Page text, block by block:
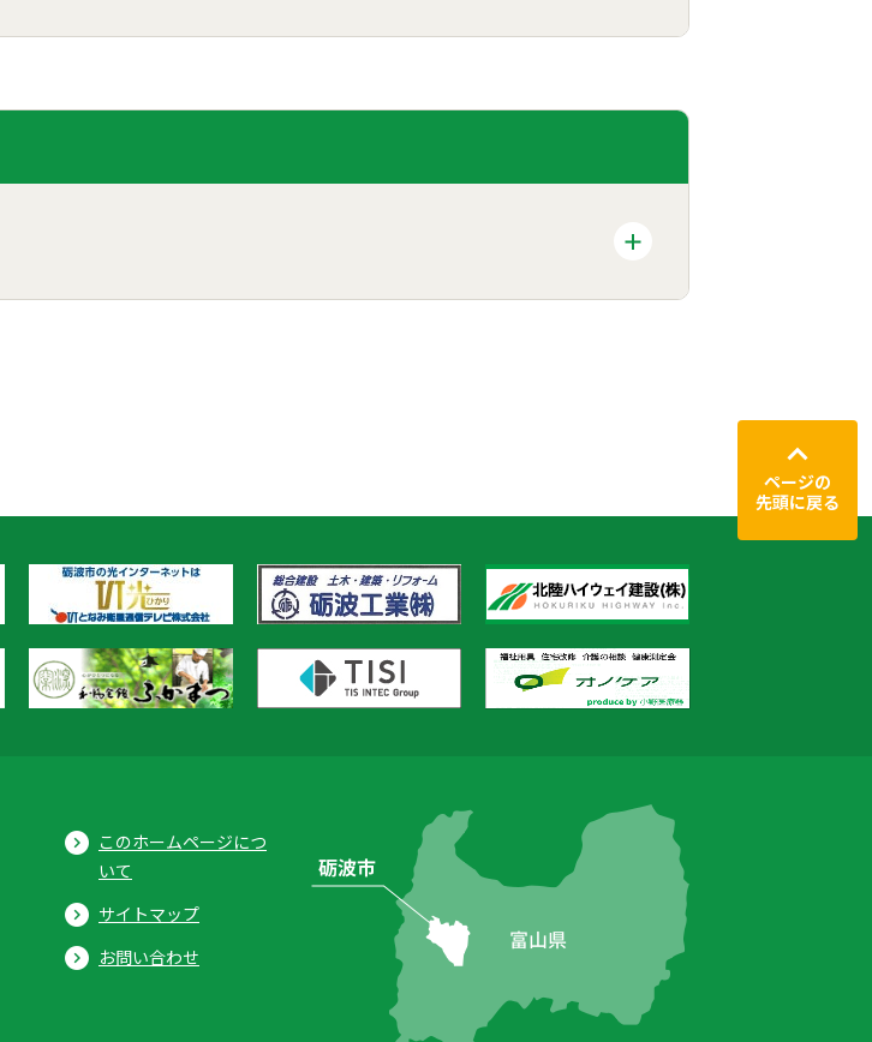
ページの
先頭に戻る
このホームページにつ
いて
サイトマップ
お問い合わせ